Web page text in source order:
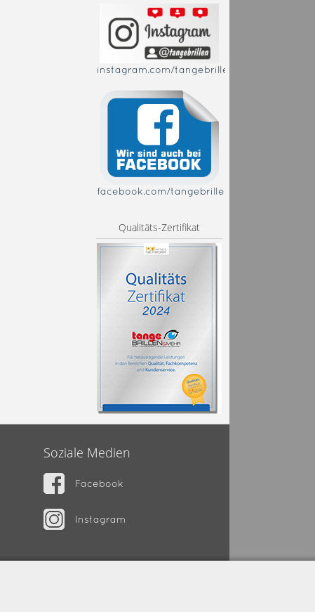
instagram.com/tangebrillen
facebook.com/tangebrillen
Qualitäts-Zertifikat
Soziale Medien
Facebook
Instagram